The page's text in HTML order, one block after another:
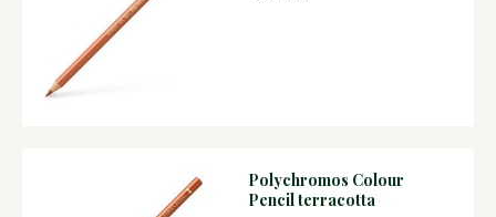
Polychromos Colour
Pencil terracotta